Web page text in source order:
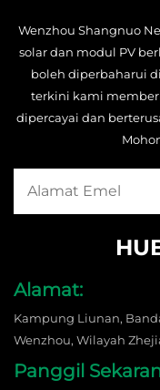
Wenzhou Shangnuo
solar dan modul PV
boleh diperbaharui
terkini kami
dipercayai dan
Alamat:
Kampung Liunan,
Wenzhou, Wilayah
Panggil